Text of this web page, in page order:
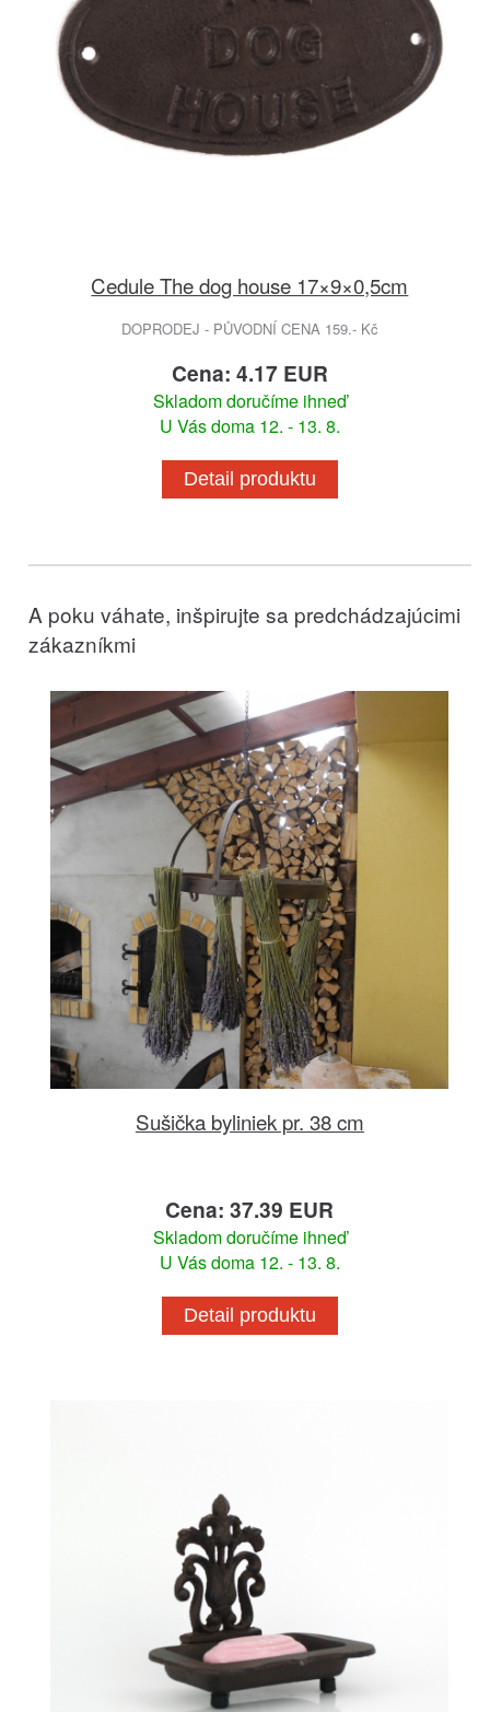
Cedule The dog house 17×9×0,5cm
DOPRODEJ - PŮVODNÍ CENA 159.- Kč
Cena: 4.17 EUR
Skladom doručíme ihneď
U Vás doma 12. - 13. 8.
Detail produktu
A poku váhate, inšpirujte sa predchádzajúcimi
zákazníkmi
Sušička byliniek pr. 38 cm
Cena: 37.39 EUR
Skladom doručíme ihneď
U Vás doma 12. - 13. 8.
Detail produktu